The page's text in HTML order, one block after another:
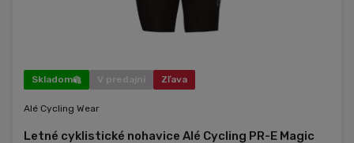
Skladom V predajni Zľava
Alé Cycling Wear
Letné cyklistické nohavice Alé Cycling PR-E Magic